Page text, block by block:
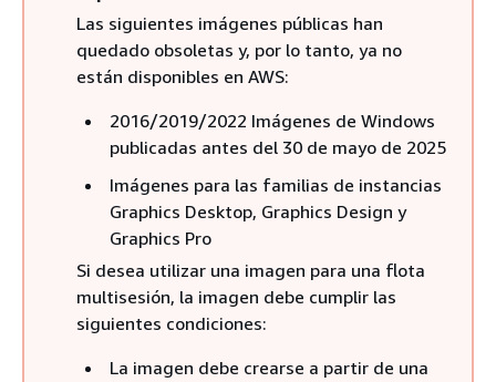
Las siguientes imágenes públicas han
quedado obsoletas y, por lo tanto, ya no
están disponibles en AWS:
2016/2019/2022 Imágenes de Windows
publicadas antes del 30 de mayo de 2025
Imágenes para las familias de instancias
Graphics Desktop, Graphics Design y
Graphics Pro
Si desea utilizar una imagen para una flota
multisesión, la imagen debe cumplir las
siguientes condiciones:
La imagen debe crearse a partir de una